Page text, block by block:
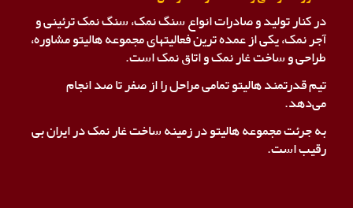
در کنار تولید و صادرات انواع سنگ نمک، سنگ نمک ترئینی و
آجر نمک، یکی از عمده ترین فعالیتهای مجموعه هالیتو مشاوره،
طراحی و ساخت غار نمک و اتاق نمک است.
تیم قدرتمند هالیتو تمامی مراحل را از صفر تا صد انجام
می‌دهد.
به جرئت مجموعه هالیتو در زمینه ساخت غار نمک در ایران بی
رقیب است.